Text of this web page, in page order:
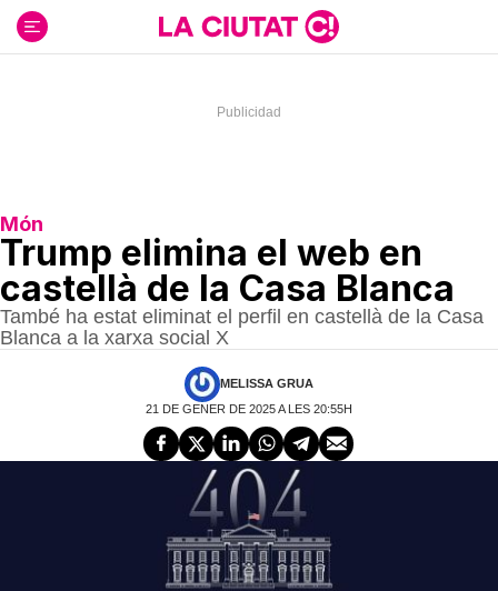
contenido
Món
Trump elimina el web en
castellà de la Casa Blanca
També ha estat eliminat el perfil en castellà de la Casa
Blanca a la xarxa social X
MELISSA GRUA
21 DE GENER DE 2025 A LES 20:55H